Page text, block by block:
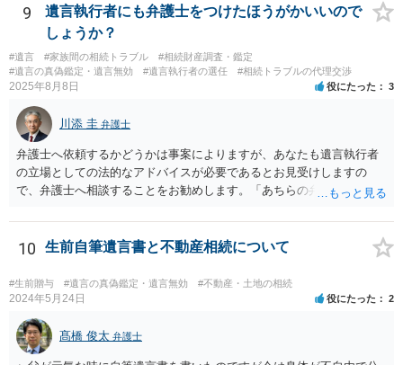
記については、不動産を相続で取得したことを知った日から３年以内
に申請する義務があります。一方、遺留分侵害額請求は、相続開始お
よび遺留分を侵害する贈与・遺贈があったことを知った時から１年で
時効にかかります。また、相続開始から１０年が経過すると、認識の
有無にかかわらず行使できなくなります。 奥様がご両親の死亡を最近
効がいつから進むかは慎重に検討する必要があります。ただし、死亡
から３年が経過しているとのことですので、早急に戸籍、遺言の有
無、不動産登記、遺産分割協議書の有無を確認した方がよいでしょ
う。特に、お姉様側だけで不動産名義を変更している場合、遺言があ
ったのか、遺産分割協議書が作成されているのか、奥様の署名押印が
以前に、法定相続分や遺産分割未了の問題として整理すべき場合もあ
ります。 奥様において戸籍謄本、不動産登記簿、固定資産評価証明
書、遺言書の有無等を確認し、弁護士に個別に相談した方がよいと思
われます。
9
遺言執行者にも弁護士をつけたほうがかいいので
しょうか？
#遺言 #家族間の相続トラブル
#相続財産調査・鑑定
#遺言の真偽鑑定・遺言無効
#遺言執行者の選任 #相続トラブルの代理交渉
2025年8月8日 役にたった 3
川添 圭 弁護士
弁護士へ依頼するかどうかは事案によりますが、あなたも遺言執行者
の立場としての法的なアドバイスが必要であるとお見受けしますの
で、弁護士へ相談することをお勧めします。「あちらの弁護士」（元
誘導しかしてこないと思います。
10 生前自筆遺言書と不動産相続について
#生前贈与 #遺言の真偽鑑定・遺言無効 #不動産・土地の相続
2024年5月24日 役にたった 2
髙橋 俊太 弁護士